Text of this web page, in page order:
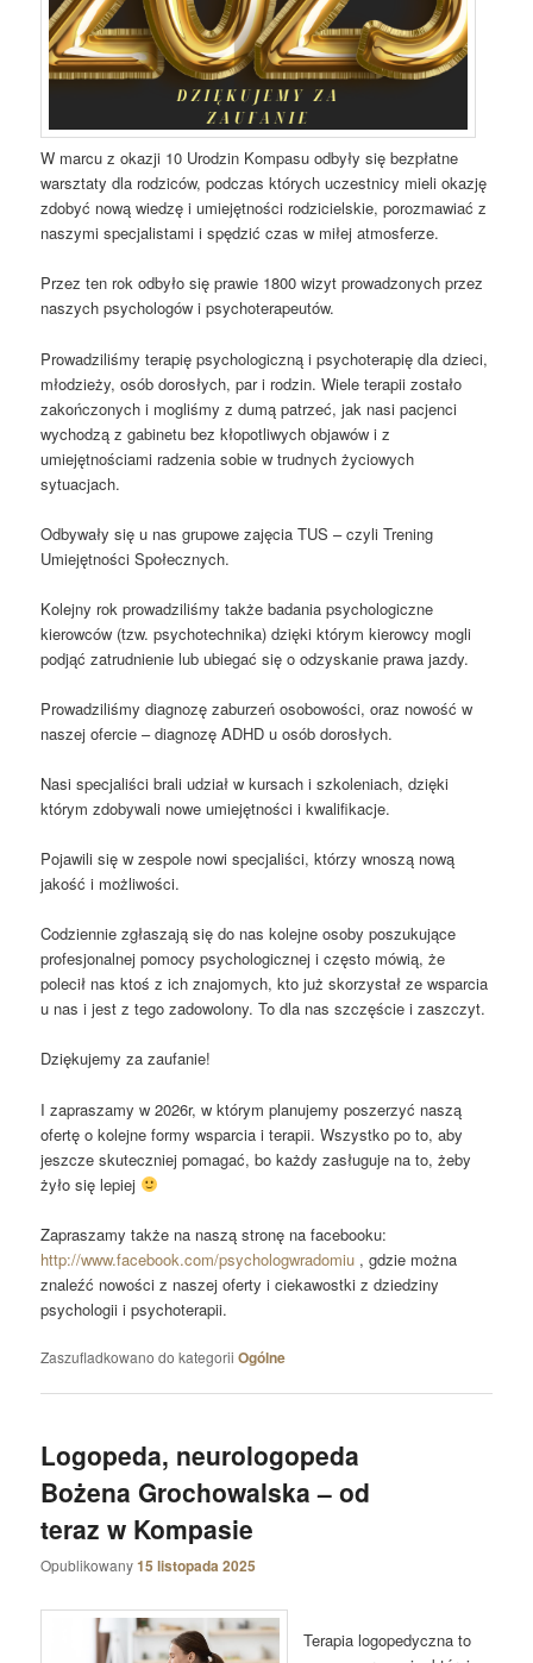
W marcu z okazji 10 Urodzin Kompasu odbyły się bezpłatne
warsztaty dla rodziców, podczas których uczestnicy mieli okazję
zdobyć nową wiedzę i umiejętności rodzicielskie, porozmawiać z
naszymi specjalistami i spędzić czas w miłej atmosferze.
Przez ten rok odbyło się prawie 1800 wizyt prowadzonych przez
naszych psychologów i psychoterapeutów.
Prowadziliśmy terapię psychologiczną i psychoterapię dla dzieci,
młodzieży, osób dorosłych, par i rodzin. Wiele terapii zostało
zakończonych i mogliśmy z dumą patrzeć, jak nasi pacjenci
wychodzą z gabinetu bez kłopotliwych objawów i z
umiejętnościami radzenia sobie w trudnych życiowych
sytuacjach.
Odbywały się u nas grupowe zajęcia TUS – czyli Trening
Umiejętności Społecznych.
Kolejny rok prowadziliśmy także badania psychologiczne
kierowców (tzw. psychotechnika) dzięki którym kierowcy mogli
podjąć zatrudnienie lub ubiegać się o odzyskanie prawa jazdy.
Prowadziliśmy diagnozę zaburzeń osobowości, oraz nowość w
naszej ofercie – diagnozę ADHD u osób dorosłych.
Nasi specjaliści brali udział w kursach i szkoleniach, dzięki
którym zdobywali nowe umiejętności i kwalifikacje.
Pojawili się w zespole nowi specjaliści, którzy wnoszą nową
jakość i możliwości.
Codziennie zgłaszają się do nas kolejne osoby poszukujące
profesjonalnej pomocy psychologicznej i często mówią, że
polecił nas ktoś z ich znajomych, kto już skorzystał ze wsparcia
u nas i jest z tego zadowolony. To dla nas szczęście i zaszczyt.
Dziękujemy za zaufanie!
I zapraszamy w 2026r, w którym planujemy poszerzyć naszą
ofertę o kolejne formy wsparcia i terapii. Wszystko po to, aby
jeszcze skuteczniej pomagać, bo każdy zasługuje na to, żeby
żyło się lepiej
Zapraszamy także na naszą stronę na facebooku:
http://www.facebook.com/psychologwradomiu , gdzie można
znaleźć nowości z naszej oferty i ciekawostki z dziedziny
psychologii i psychoterapii.
Zaszufladkowano do kategorii Ogólne
Logopeda, neurologopeda
Bożena Grochowalska – od
teraz w Kompasie
Opublikowany15 listopada 2025
Terapia logopedyczna to